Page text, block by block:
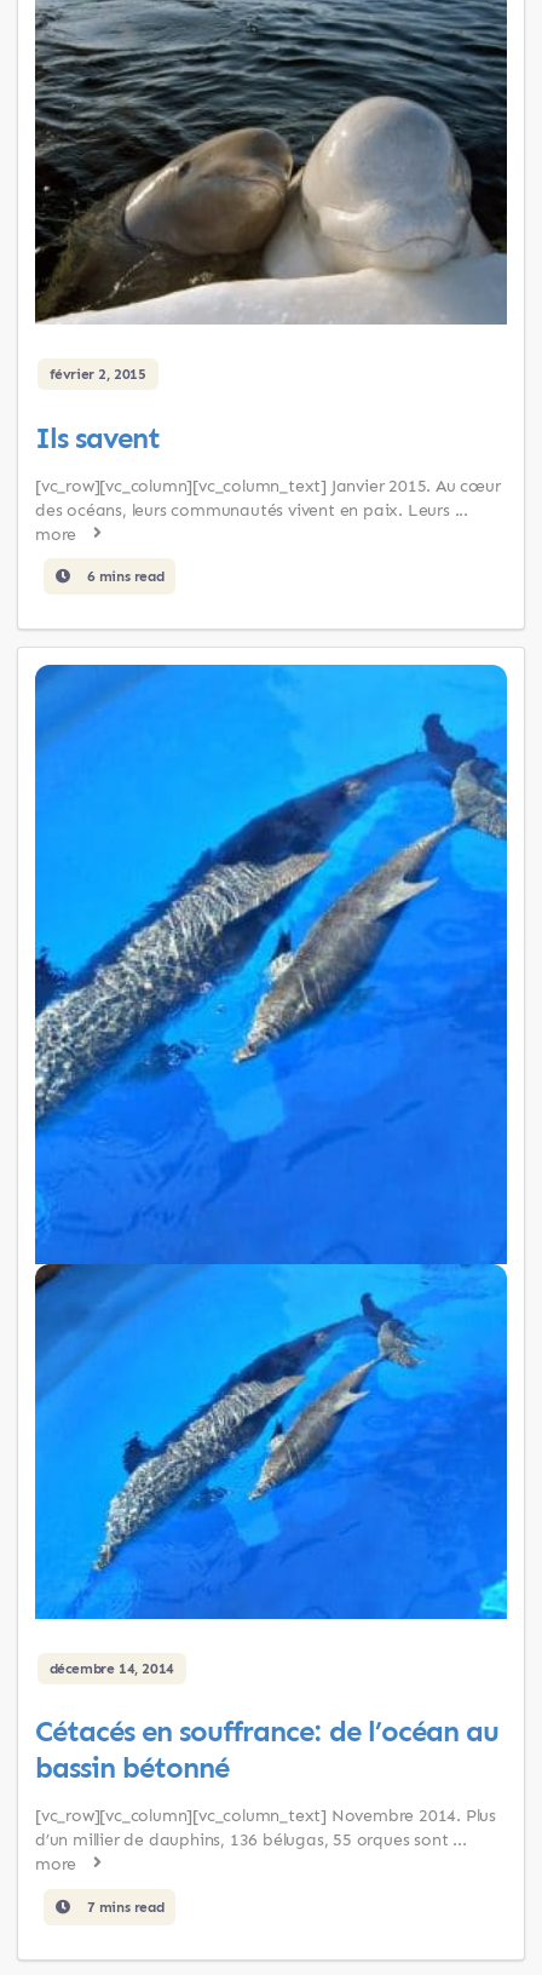
février 2, 2015
Ils savent
[vc_row][vc_column][vc_column_text] Janvier 2015. Au cœur
des océans, leurs communautés vivent en paix. Leurs ...
more
6 mins read
décembre 14, 2014
Cétacés en souffrance: de l’océan au
bassin bétonné
[vc_row][vc_column][vc_column_text] Novembre 2014. Plus
d’un millier de dauphins, 136 bélugas, 55 orques sont ...
more
7 mins read